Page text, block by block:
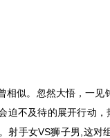
相似。忽然大悟，一
迫不及待的展开行动，
射手女VS狮子男,这对